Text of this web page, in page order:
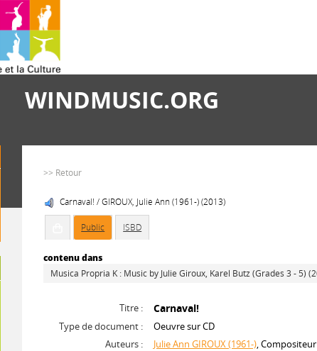
WINDMUSIC.ORG
>> Retour
Carnaval! / GIROUX, Julie Ann (1961-) (2013)
Public ISBD
contenu dans
Musica Propria K : Music by Julie Giroux, Karel Butz (Grades 3 - 5)
Titre : Carnaval!
Type de document :
Oeuvre sur CD
Auteurs :
Julie Ann GIROUX (1961-), Compositeur